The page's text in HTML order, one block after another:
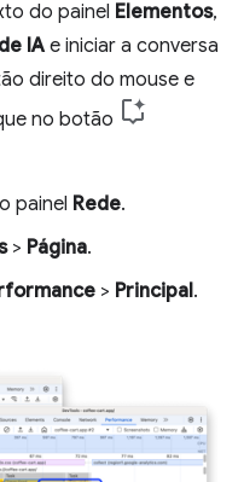
do painel Elementos,
IAe iniciar a conversa
direito do mouse e
no botão
painel Rede.
> Página.
> Principal.